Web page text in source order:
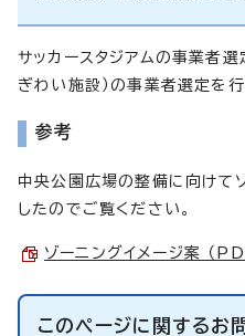
サッカースタジアムの事業者選
ぎわい施設）の事業者選定を行
参考
中央公園広場の整備に向けて
したのでご覧ください。
ゾーニングイメージ案 （
このページに関するお